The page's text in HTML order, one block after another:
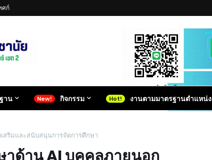
ศก์
าน กิจกรรม งานตามมาตรฐานตำแหน่ง
เสริมและสนับสนุนการจัดการศึกษา